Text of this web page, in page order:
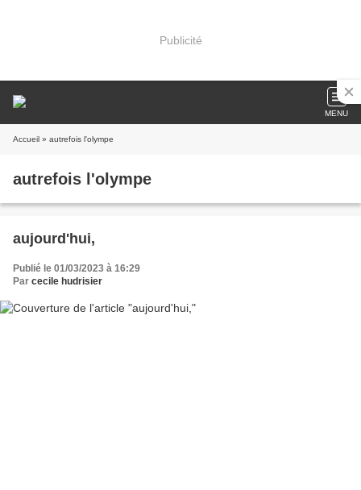
Publicité
MENU
Accueil » autrefois l'olympe
autrefois l'olympe
aujourd'hui,
Publié le 01/03/2023 à 16:29
Par cecile hudrisier